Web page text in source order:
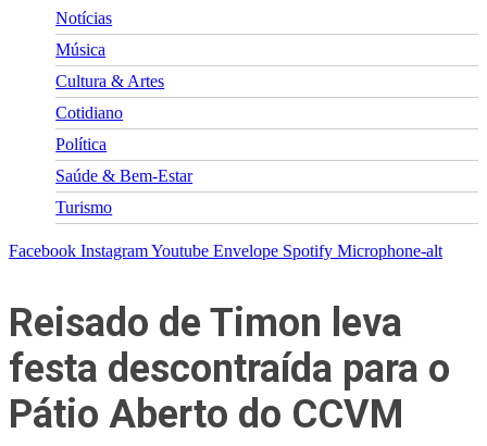
Notícias
Música
Cultura & Artes
Cotidiano
Política
Saúde & Bem-Estar
Turismo
Facebook InstagramYoutube Envelope Spotify Microphone-alt
Reisado de Timon leva
festa descontraída para o
Pátio Aberto do CCVM